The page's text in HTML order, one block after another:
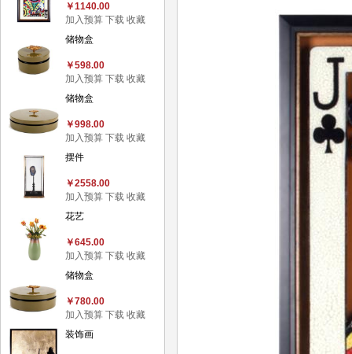
￥1140.00
加入预算 下载 收藏
储物盒
￥598.00
加入预算 下载 收藏
储物盒
￥998.00
加入预算 下载 收藏
摆件
￥2558.00
加入预算 下载 收藏
花艺
￥645.00
加入预算 下载 收藏
储物盒
￥780.00
加入预算 下载 收藏
装饰画